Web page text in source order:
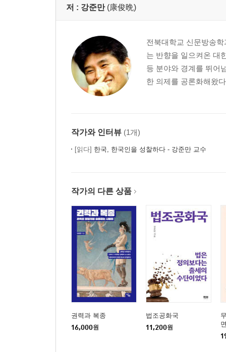
완벽한 사랑에 대한 환상은 불행을 가져온다 love ·
가을은 떨어지는 계절이다 fall · 104
당신은 나의 세계예요 world · 109
제4장 두려움·배신·책임
사랑보다는 두려움의 대상이 되는 게 안전하다 fear
‘미안하다’가 가장 하기 힘든 말인 것 같아요 sorry ·
메아 쿨파, 메아 쿨파, 메아 막시마 쿨파! blame ·
나는 코끼리의 기억력을 가지고 있다 memory · 145
단순함은 복잡함보다 더 어렵다 simple · 158
함께 꾸는 꿈은 현실이 될 수 있다 dream · 164
방향을 결정하는 건 바람이 아니라 돛이다 wind ·
제6장 계급·역사·돈
인류 역사는 계급투쟁의 역사인가? class · 177
역사란 죽은 자를 이용해 벌이는 장난인가? history
고독은 부자의 영원한 고민이다 rich · 194
“어려서 고생은 사서도 한다”는 말은 헛소리다
저 : 강준만 (康俊晩)
전북대학교 신문방송
는 반향을 일으켜온 대
등 분야와 경계를 뛰어
한 의제를 공론화해왔
작가와 인터뷰 (1개)
[읽다] 한국, 한국인을 성찰하다 - 강준만 교수
작가의 다른 상품
권력과 복종
16,000원
법조공화국
11,200원